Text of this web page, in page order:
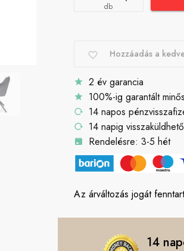
db
Hozzáadás a
2 év garancia
100%-ig garantált
14 napos
14 napig visszaküldhető
Rendelésre: 3-5 hét
Az árváltozás jogát
14